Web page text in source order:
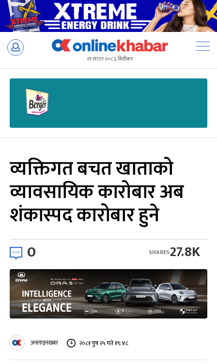
Skip
२१ साउन २०८३, बिहीबार
व्यक्तिगत बचत खाताको
व्यावसायिक कारोबार अब
शंकास्पद कारोबार हुने
0 27.8K
SHARES
अनलाइनखबर २०८१ पुष २५ गते १९:४८